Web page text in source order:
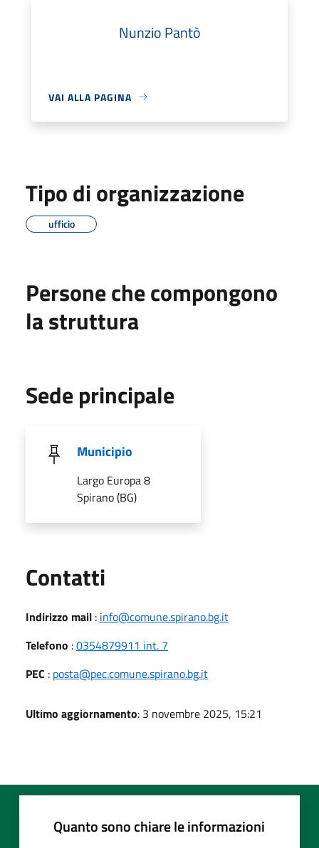
Nunzio Pantò
VAI ALLA PAGINA
Tipo di organizzazione
ufficio
Persone che compongono
la struttura
Sede principale
Municipio
Largo Europa 8
Spirano (BG)
Contatti
Indirizzo mail : info@comune.spirano.bg.it
Telefono :0354879911 int. 7
PEC : posta@pec.comune.spirano.bg.it
Ultimo aggiornamento: 3 novembre 2025, 15:21
Quanto sono chiare le informazioni